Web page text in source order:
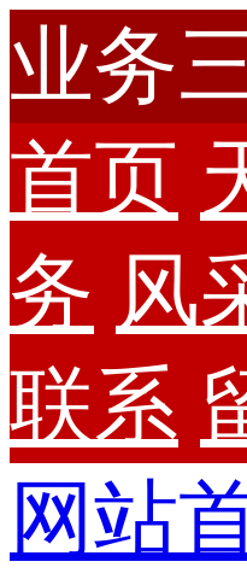
业务
首页
务 风
联系
网站